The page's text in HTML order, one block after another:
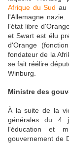
Afrique du Sud au
l'Allemagne
l'état libre
et Swart est élu
d'Orange
fondateur de la
se fait réélire
Winburg.
Ministre des
À la suite de la
générales du 4
l'éducation et
gouvernement de